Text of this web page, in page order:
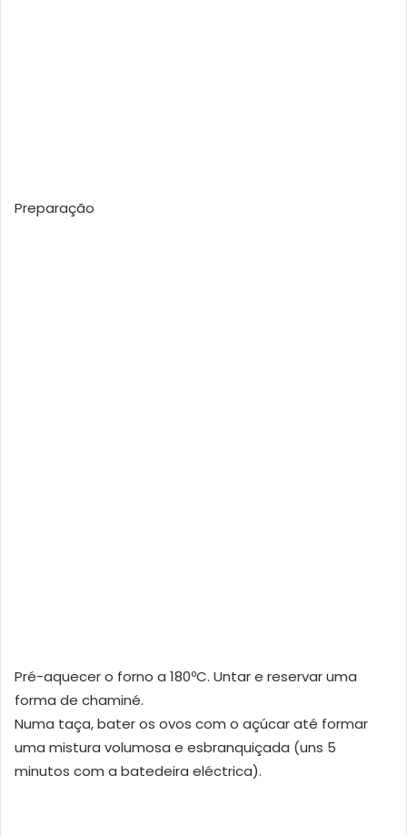
Preparação
Pré-aquecer o forno a 180ºC. Untar e reservar uma
forma de chaminé.
Numa taça, bater os ovos com o açúcar até formar
uma mistura volumosa e esbranquiçada (uns 5
minutos com a batedeira eléctrica).